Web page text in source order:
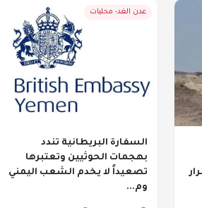
عدن الغد- محليات
السفارة البريطانية تندد
بهجمات الحوثيين وتعتبرها
تصعيداً لا يخدم الشعب اليمني
وم...